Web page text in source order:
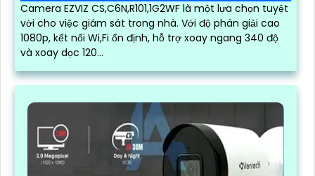
Camera EZVIZ CS,C6N,R101,1G2WF là một lựa chọn tuyệt
vời cho việc giám sát trong nhà. Với độ phân giải cao
1080p, kết nối Wi,Fi ổn định, hỗ trợ xoay ngang 340 độ
và xoay dọc 120...